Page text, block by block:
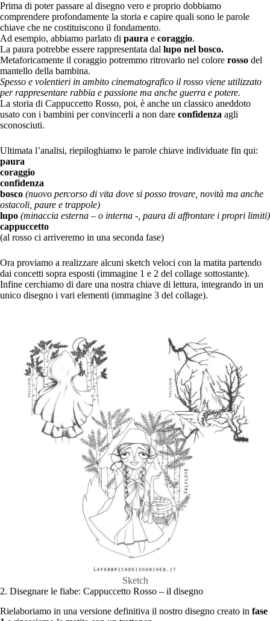
Prima di poter passare al disegno vero e proprio dobbiamo
comprendere profondamente la storia e capire quali sono le parole
chiave che ne costituiscono il fondamento.
Ad esempio, abbiamo parlato di paura e coraggio.
La paura potrebbe essere rappresentata dal lupo nel bosco.
Metaforicamente il coraggio potremmo ritrovarlo nel colore rosso del
mantello della bambina.
Spesso e volentieri in ambito cinematografico il rosso viene utilizzato
per rappresentare rabbia e passione ma anche guerra e potere.
La storia di Cappuccetto Rosso, poi, è anche un classico aneddoto
usato con i bambini per convincerli a non dare confidenza agli
sconosciuti.
Ultimata l’analisi, riepiloghiamo le parole chiave individuate fin qui:
paura
coraggio
confidenza
bosco (nuovo percorso di vita dove si posso trovare, novità ma anche
ostacoli, paure e trappole)
lupo (minaccia esterna – o interna -, paura di affrontare i propri limiti)
cappuccetto
(al rosso ci arriveremo in una seconda fase)
Ora proviamo a realizzare alcuni sketch veloci con la matita partendo
dai concetti sopra esposti (immagine 1 e 2 del collage sottostante).
Infine cerchiamo di dare una nostra chiave di lettura, integrando in un
unico disegno i vari elementi (immagine 3 del collage).
Sketch
2. Disegnare le fiabe: Cappuccetto Rosso – il disegno
Rielaboriamo in una versione definitiva il nostro disegno creato in fase